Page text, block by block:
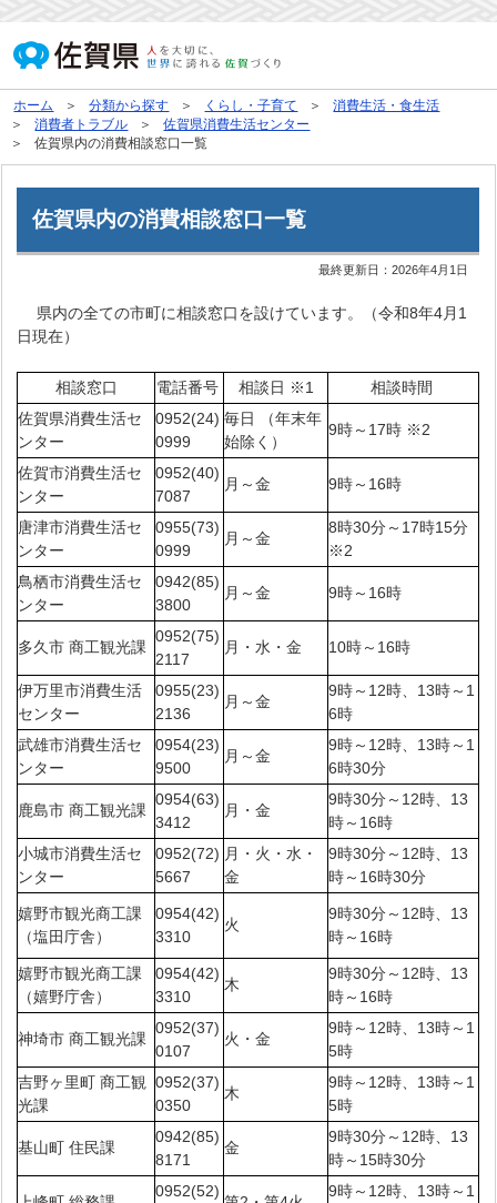
ホーム 分類から探す くらし・子育て
消費生活・食生活
消費者トラブル
佐賀県消費生活センター
佐賀県内の消費相談窓口一覧
佐賀県内の消費相談窓口一覧
最終更新日：2026年4月1日
県内の全ての市町に相談窓口を設けています。（令和8年4月1
日現在）
相談窓口 電話番号 相談日 ※1
相談時間
佐賀県消費生活セ
ンター
0952(24)
0999
毎日 （年末年
始除く）
9時～17時 ※2
佐賀市消費生活セ
ンター
0952(40)
7087
月～金 9時～16時
唐津市消費生活セ
ンター
0955(73)
0999
月～金
8時30分～17時15分
※2
鳥栖市消費生活セ
ンター
0942(85)
3800
月～金 9時～16時
多久市 商工観光課
0952(75)
2117
月・水・金 10時～16時
伊万里市消費生活
センター
0955(23)
2136
月～金
9時～12時、13時～1
6時
武雄市消費生活セ
ンター
0954(23)
9500
月～金
9時～12時、13時～1
6時30分
鹿島市 商工観光課
0954(63)
3412
月・金
9時30分～12時、13
時～16時
小城市消費生活セ
ンター
0952(72)
5667
月・火・水・
金
9時30分～12時、13
時～16時30分
嬉野市観光商工課
（塩田庁舎）
0954(42)
3310
火
9時30分～12時、13
時～16時
嬉野市観光商工課
（嬉野庁舎）
0954(42)
3310
木
9時30分～12時、13
時～16時
神埼市 商工観光課
0952(37)
0107
火・金
9時～12時、13時～1
5時
吉野ヶ里町 商工観
光課
0952(37)
0350
木
9時～12時、13時～1
5時
基山町 住民課
0942(85)
8171
金
9時30分～12時、13
時～15時30分
0952(52)
9時～12時、13時～1